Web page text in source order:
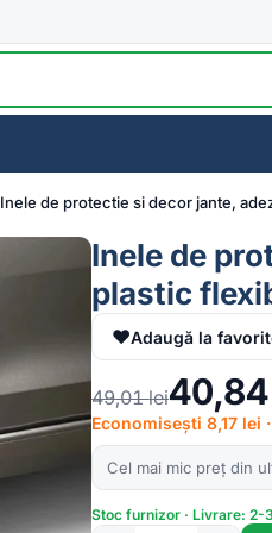
Inele de protectie si decor jante,
Inele de
plastic
♥Adaugă la
49,01lei40,84
Economisești 8,17 lei
Cel mai mic preț din
Stoc furnizor · Livrare: 2-